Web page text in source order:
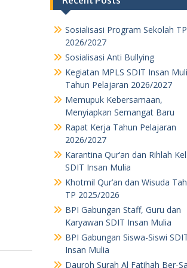
Sosialisasi Program Sekolah TP
2026/2027
Sosialisasi Anti Bullying
Kegiatan MPLS SDIT Insan
Tahun Pelajaran 2026/2027
Memupuk Kebersamaan,
Menyiapkan Semangat Baru
Rapat Kerja Tahun Pelajaran
2026/2027
Karantina Qur’an dan Rihlah
SDIT Insan Mulia
Khotmil Qur’an dan Wisuda
TP 2025/2026
BPI Gabungan Staff, Guru dan
Karyawan SDIT Insan Mulia
BPI Gabungan Siswa-Siswi
Insan Mulia
Dauroh Surah Al Fatihah Ber-